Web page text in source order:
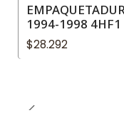
1994-1998 4HF1
$28.292